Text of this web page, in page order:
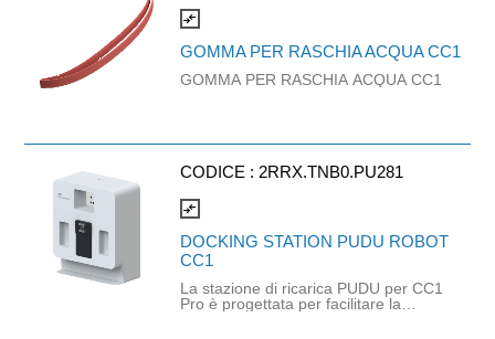
compare_arrows
GOMMA PER RASCHIA ACQUA CC1
GOMMA PER RASCHIA ACQUA CC1
CODICE : 2RRX.TNB0.PU281
compare_arrows
DOCKING STATION PUDU ROBOT
CC1
La stazione di ricarica PUDU per CC1
Pro è progettata per facilitare la